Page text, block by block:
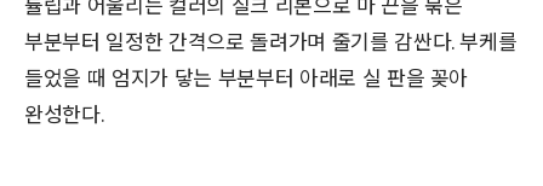
튤립과 어울리는 컬러의 실크 리본으로 마 끈을 묶은
부분부터 일정한 간격으로 돌려가며 줄기를 감싼다. 부케를
들었을 때 엄지가 닿는 부분부터 아래로 실 판을 꽂아
완성한다.